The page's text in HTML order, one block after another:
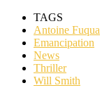
TAGS
Antoine Fuqua
Emancipation
News
Thriller
Will Smith